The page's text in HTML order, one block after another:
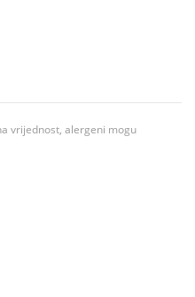
vrijednost, alergeni mogu